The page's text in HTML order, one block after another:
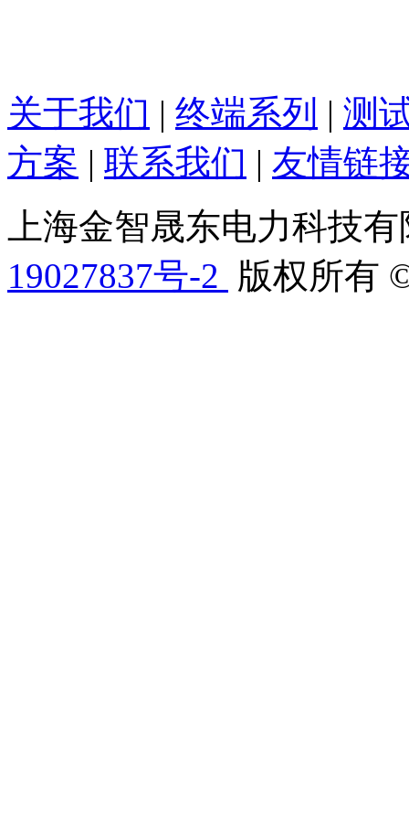
关于我们 | 终端系列 | 测
方案 | 联系我们 | 友情链
上海金智晟东电力科技
19027837号-2 版权所有